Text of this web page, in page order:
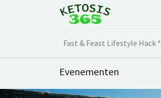
Fast & Feast Lifestyle Hack *
Evenementen